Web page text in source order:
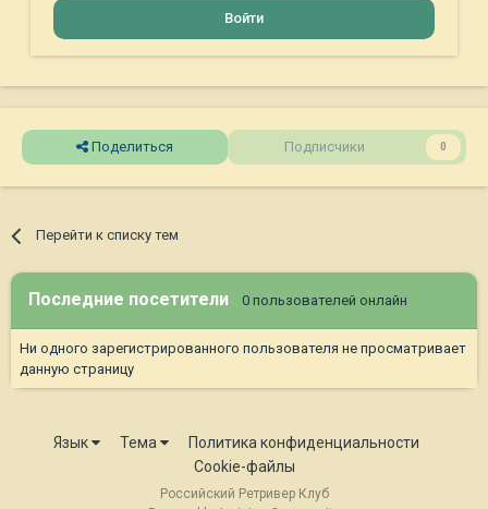
Войти
Поделиться Подписчики 0
Перейти к списку тем
Последние посетители 0 пользователей онлайн
Ни одного зарегистрированного пользователя не просматривает
данную страницу
Язык Тема
Политика конфиденциальности
Cookie-файлы
Российский Ретривер Клуб